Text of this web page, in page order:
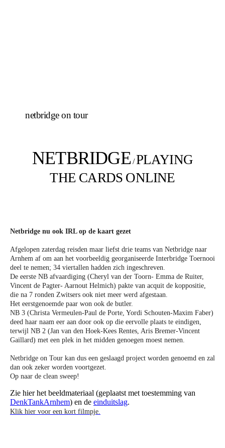
netbridge on tour
NETBRIDGE/PLAYING
THE CARDS ONLINE
Netbridge nu ook IRL op de kaart gezet
Afgelopen zaterdag reisden maar liefst drie teams van Netbridge naar
Arnhem af om aan het voorbeeldig georganiseerde Interbridge Toernooi
deel te nemen; 34 viertallen hadden zich ingeschreven.
De eerste NB afvaardiging (Cheryl van der Toorn- Emma de Ruiter,
Vincent de Pagter- Aarnout Helmich) pakte van acquit de koppositie,
die na 7 ronden Zwitsers ook niet meer werd afgestaan.
Het eerstgenoemde paar won ook de butler.
NB 3 (Christa Vermeulen-Paul de Porte, Yordi Schouten-Maxim Faber)
deed haar naam eer aan door ook op die eervolle plaats te eindigen,
terwijl NB 2 (Jan van den Hoek-Kees Rentes, Aris Bremer-Vincent
Gaillard) met een plek in het midden genoegen moest nemen.
Netbridge on Tour kan dus een geslaagd project worden genoemd en zal
dan ook zeker worden voortgezet.
Op naar de clean sweep!
Zie hier het beeldmateriaal (geplaatst met toestemming van
DenkTankArnhem) en de einduitslag.
Klik hier voor een kort filmpje.